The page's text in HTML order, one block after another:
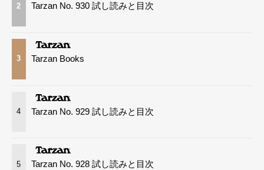
2 Tarzan No. 930 試し読みと目次
3 Tarzan Books
4 Tarzan No. 929 試し読みと目次
5 Tarzan No. 928 試し読みと目次